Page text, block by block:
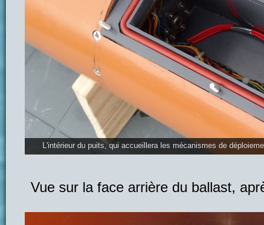
L'intérieur du puits, qui accueillera les mécanismes de
Vue sur la face arrière du ballast,